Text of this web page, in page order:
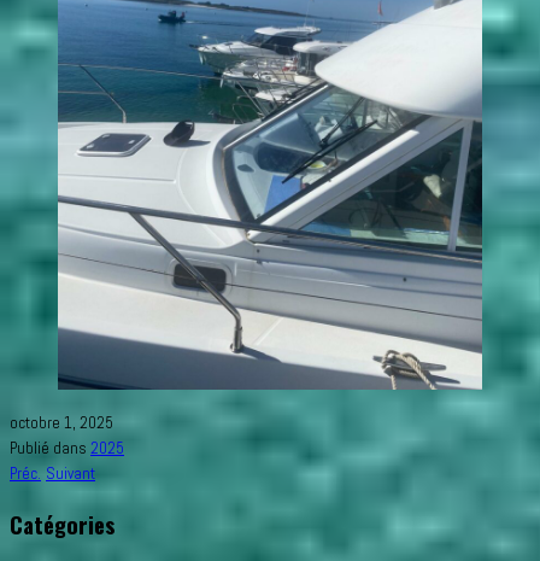
octobre 1, 2025
Publié dans 2025
Préc. Suivant
Catégories